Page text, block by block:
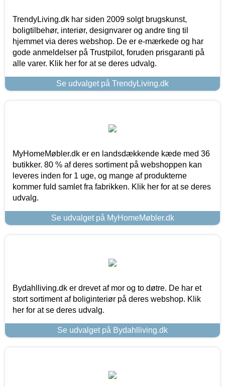
TrendyLiving.dk har siden 2009 solgt brugskunst,
boligtilbehør, interiør, designvarer og andre ting til
hjemmet via deres webshop. De er e-mærkede og har
gode anmeldelser på Trustpilot, foruden prisgaranti på
alle varer. Klik her for at se deres udvalg.
Se udvalget på TrendyLiving.dk
MyHomeMøbler.dk er en landsdækkende kæde med 36
butikker. 80 % af deres sortiment på webshoppen kan
leveres inden for 1 uge, og mange af produkterne
kommer fuld samlet fra fabrikken. Klik her for at se deres
udvalg.
Se udvalget på MyHomeMøbler.dk
Bydahlliving.dk er drevet af mor og to døtre. De har et
stort sortiment af boliginteriør på deres webshop. Klik
her for at se deres udvalg.
Se udvalget på Bydahlliving.dk